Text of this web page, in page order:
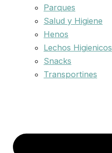
Parques
Salud y Higiene
Henos
Lechos Higienicos
Snacks
Transportines